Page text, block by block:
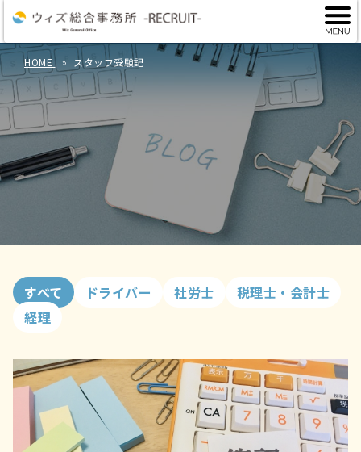
HOME スタッフ受験記
すべて ドライバー 社労士
税理士・会計士
経理